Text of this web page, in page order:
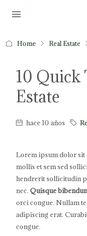
Home Real Estate
10 Quick
Estate
hace 10 años
Lorem ipsum dolor sit
mollis et sem sed
hendrerit sollicitudin
nec. Quisque
orci congue. Nullam
adipiscing erat.
congue.